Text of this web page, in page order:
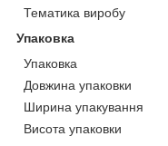
Тематика виробу
Упаковка
Упаковка
Довжина упаковки
Ширина упакування
Висота упаковки